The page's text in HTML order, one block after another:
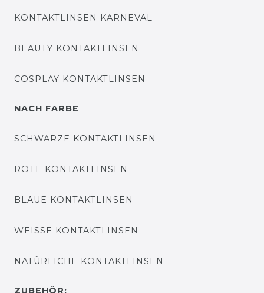
KONTAKTLINSEN KARNEVAL
BEAUTY KONTAKTLINSEN
COSPLAY KONTAKTLINSEN
NACH FARBE
SCHWARZE KONTAKTLINSEN
ROTE KONTAKTLINSEN
BLAUE KONTAKTLINSEN
WEISSE KONTAKTLINSEN
NATÜRLICHE KONTAKTLINSEN
ZUBEHÖR: